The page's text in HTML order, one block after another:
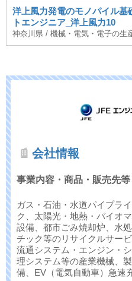
洋上風力発電のモノパイル基
トエンジニア_洋上風力10
神奈川県 / 機械・電気・電子の生
会社情報
事業内容・商品・販売先等
ガス・石油・水道パイプラ
ク、太陽光・地熱・バイオ
設備、都市ごみ焼却炉、水
チック等のリサイクルサー
流通システム・エンジン・
理システム等の産業機械、
備、EV（電気自動車）急速